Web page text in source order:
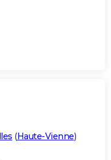
(Haute-Vienne)